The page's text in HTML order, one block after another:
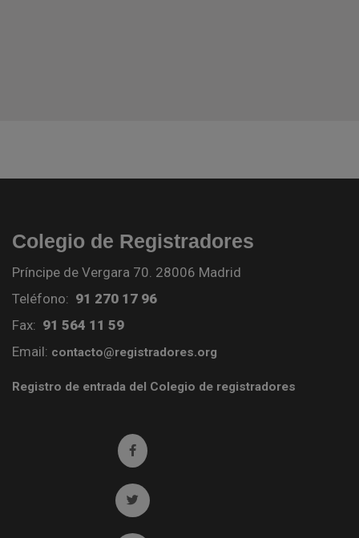
Colegio de Registradores
Príncipe de Vergara 70. 28006 Madrid
Teléfono: 91 270 17 96
Fax: 91 564 11 59
Email: contacto@registradores.org
Registro de entrada del Colegio de registradores
Ir a facebook (abre en ventana nueva)
Ir a twitter (abre en ventana nueva)